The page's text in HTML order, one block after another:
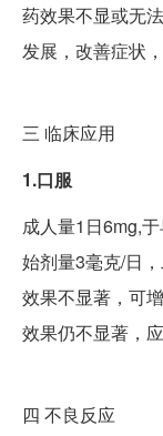
药效果不显或无
发展，改善症状，
三 临床应用
1.口服
成人量1日6mg,
始剂量3毫克/日
效果不显著，可
效果仍不显著，应
四 不良反应